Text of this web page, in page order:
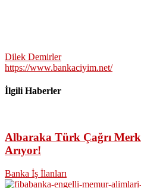
Dilek Demirler
https://www.bankaciyim.net/
İlgili Haberler
Albaraka Türk Çağrı
Arıyor!
Banka İş İlanları